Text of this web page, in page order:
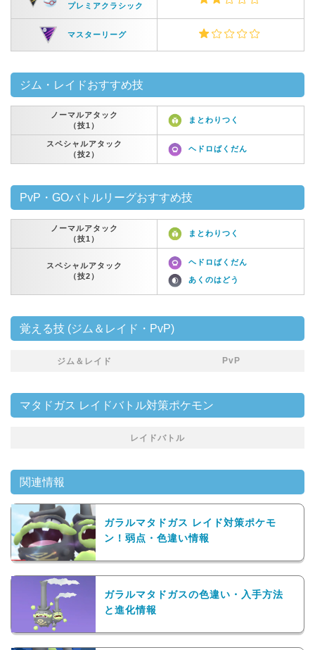
プレミアクラシック
マスターリーグ
ジム・レイドおすすめ技
ノーマルアタック
（技1）
まとわりつく
スペシャルアタック
（技2）
ヘドロばくだん
PvP・GOバトルリーグおすすめ技
ノーマルアタック
（技1）
まとわりつく
スペシャルアタック
（技2）
ヘドロばくだん
あくのはどう
覚える技 (ジム＆レイド・PvP)
ジム＆レイド PvP
マタドガス レイドバトル対策ポケモン
レイドバトル
関連情報
ガラルマタドガス レイド対策ポケモ
ン！弱点・色違い情報
ガラルマタドガスの色違い・入手方法
と進化情報